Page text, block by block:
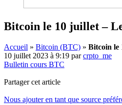
Bitcoin le 10 juillet –
Accueil » Bitcoin (BTC) » Bitcoin le
10 juillet 2023 à 9:19 parcrpto_me
Bulletin cours BTC
Partager cet article
Nous ajouter en tant que source